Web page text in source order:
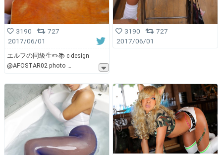
3190
727
2017/06/01
エルフの同級生✏️📚 c-design
@AFOSTAR02 photo
3190
727
2017/06/01